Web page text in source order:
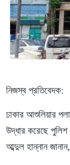
নিজস্ব প্রতিবেদক:
ঢাকার আশুলিয়ার
উদ্ধার করেছে
আব্দুল হান্নান